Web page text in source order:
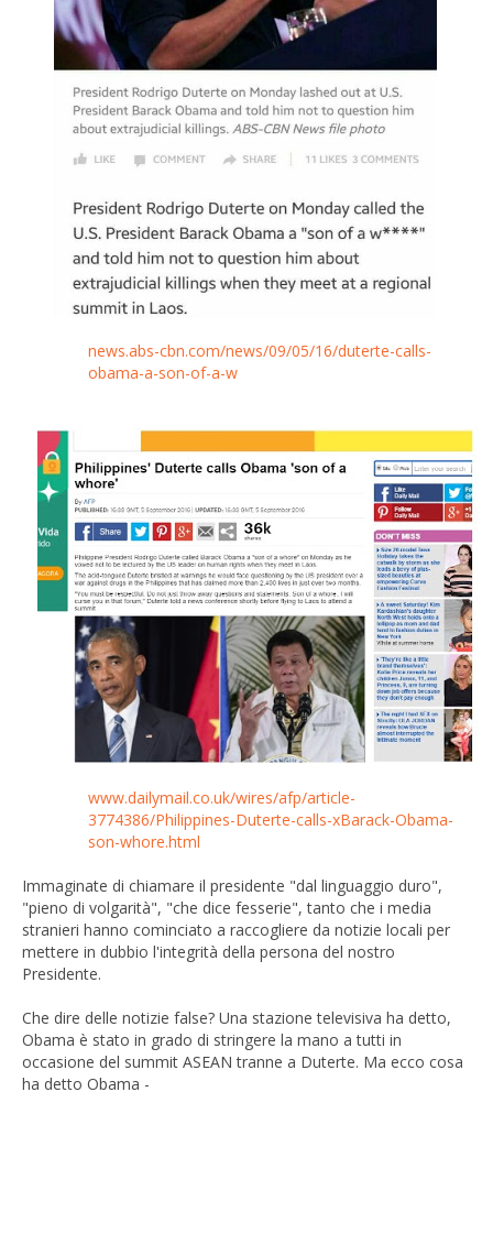
news.abs-cbn.com/news/09/05/16/duterte-calls-
obama-a-son-of-a-w
www.dailymail.co.uk/wires/afp/article-
3774386/Philippines-Duterte-calls-xBarack-Obama-
son-whore.html
Immaginate di chiamare il presidente "dal linguaggio duro",
"pieno di volgarità", "che dice fesserie", tanto che i media
stranieri hanno cominciato a raccogliere da notizie locali per
mettere in dubbio l'integrità della persona del nostro
Presidente.
Che dire delle notizie false? Una stazione televisiva ha detto,
Obama è stato in grado di stringere la mano a tutti in
occasione del summit ASEAN tranne a Duterte. Ma ecco cosa
ha detto Obama -